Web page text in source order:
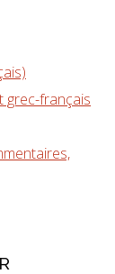
grec-français